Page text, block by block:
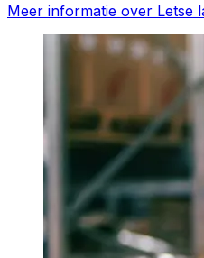
Meer informatie over Letse